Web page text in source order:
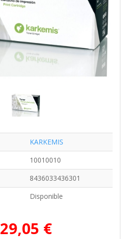
KARKEMIS
10010010
8436033436301
Disponible
29,05 €